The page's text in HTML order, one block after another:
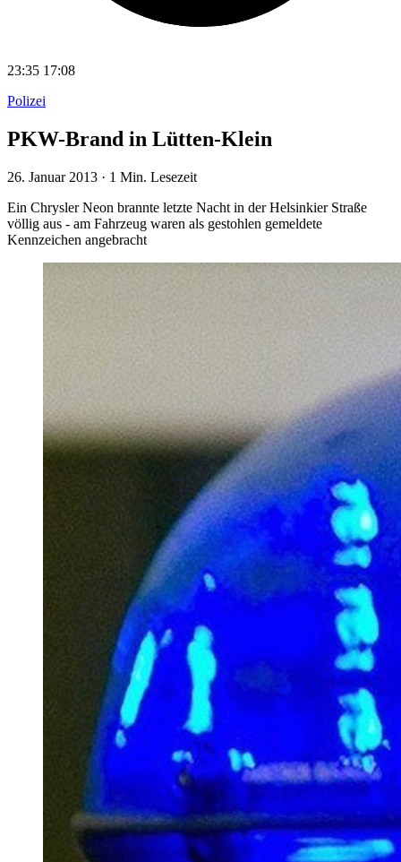
23:35 17:08
Polizei
PKW-Brand in Lütten-Klein
26. Januar 2013 · 1 Min. Lesezeit
Ein Chrysler Neon brannte letzte Nacht in der Helsinkier Straße
völlig aus - am Fahrzeug waren als gestohlen gemeldete
Kennzeichen angebracht